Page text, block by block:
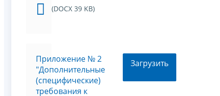
(DOCX 39 KB)
Приложение № 2
"Дополнительные
(специфические)
требования к
Загрузить